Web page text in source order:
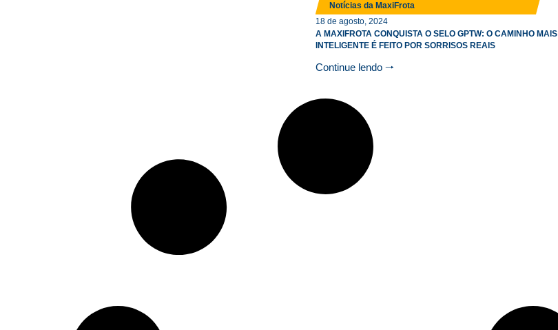
Notícias da MaxiFrota
18 de agosto, 2024
A MAXIFROTA CONQUISTA O SELO GPTW: O CAMINHO MAIS
INTELIGENTE É FEITO POR SORRISOS REAIS
Continue lendo 🠒